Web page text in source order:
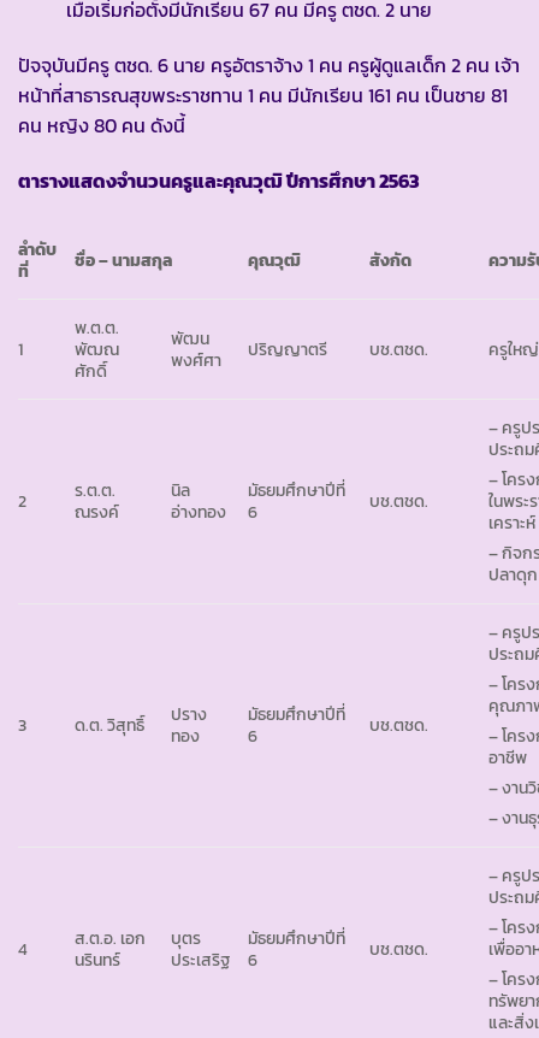
เมื่อเริ่มก่อตั้งมีนักเรียน 67 คน มีครู ตชด. 2 นาย
ปัจจุบันมีครู ตชด. 6 นาย ครูอัตราจ้าง 1 คน ครูผู้ดูแลเด็ก 2 คน เจ้า
หน้าที่สาธารณสุขพระราชทาน 1 คน มีนักเรียน 161 คน เป็นชาย 81
คน หญิง 80 คน ดังนี้
ตารางแสดงจำนวนครูและคุณวุฒิ ปีการศึกษา2563
ลำดับ
ที่
ชื่อ – นามสกุล คุณวุฒิ สังกัด ความ
1
พ.ต.ต.
พัฒณ
ศักดิ์
พัฒน
พงศ์ศา
ปริญญาตรี บช.ตชด. ครูใหญ่
2
ร.ต.ต.
ณรงค์
นิล
อ่างทอง
มัธยมศึกษาปีที่
6
บช.ตชด.
– ครูป
ประถ
– โคร
ในพระ
เคราะห์
– กิจก
ปลาดุก
3 ด.ต. วิสุทธิ์
ปราง
ทอง
มัธยมศึกษาปีที่
6
บช.ตชด.
– ครูป
ประถ
– โคร
คุณภา
– โคร
อาชีพ
– งาน
– งาน
4
ส.ต.อ. เอก
นรินทร์
บุตร
ประเสริฐ
มัธยมศึกษาปีที่
6
บช.ตชด.
– ครูป
ประถ
– โคร
เพื่ออา
– โคร
ทรัพย
และสิ่